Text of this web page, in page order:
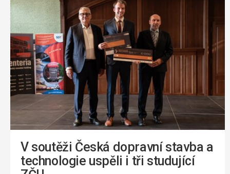
V soutěži Česká dopravní stavba a
technologie uspěli i tři studující